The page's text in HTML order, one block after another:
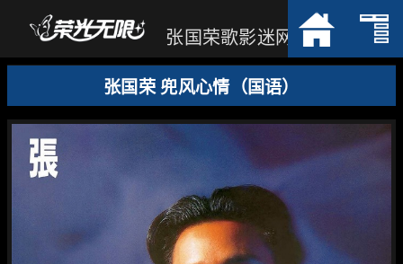
张国荣歌影迷网
张国荣 兜风心情（国语）